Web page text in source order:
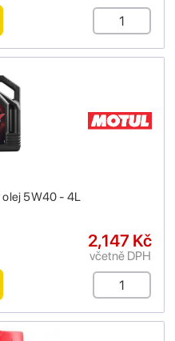
5W40 - 4L
2,147 Kč
včetně DPH